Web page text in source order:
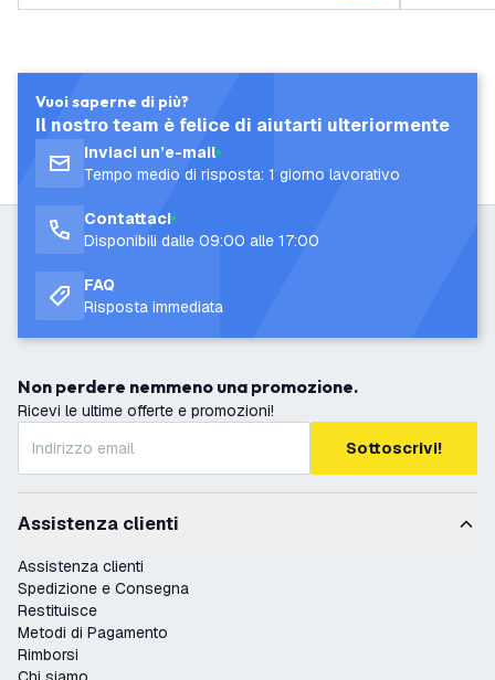
Vuoi saperne di più?
Il nostro team è felice di aiutarti ulteriormente
Inviaci un’e-mail
Tempo medio di risposta: 1 giorno lavorativo
Contattaci
Disponibili dalle 09:00 alle 17:00
FAQ
Risposta immediata
Non perdere nemmeno una promozione.
Ricevi le ultime offerte e promozioni!
Sottoscrivi!
Assistenza clienti
Assistenza clienti
Spedizione e Consegna
Restituisce
Metodi di Pagamento
Rimborsi